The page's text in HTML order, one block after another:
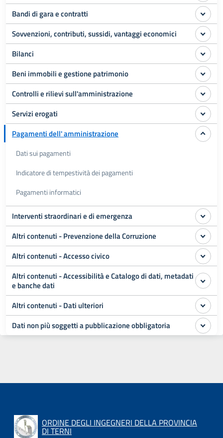
Bandi di gara e contratti
Sovvenzioni, contributi, sussidi, vantaggi economici
Bilanci
Beni immobili e gestione patrimonio
Controlli e rilievi sull'amministrazione
Servizi erogati
Pagamenti dell' amministrazione
Dati sui pagamenti
Indicatore di tempestività dei pagamenti
Pagamenti informatici
Interventi straordinari e di emergenza
Altri contenuti - Prevenzione della Corruzione
Altri contenuti - Accesso civico
Altri contenuti - Accessibilità e Catalogo di dati, metadati
e banche dati
Altri contenuti - Dati ulteriori
Dati non più soggetti a pubblicazione obbligatoria
ORDINE DEGLI INGEGNERI DELLA PROVINCIA
DI TERNI